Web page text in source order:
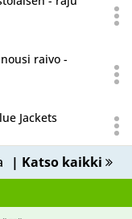
raivo -
Jackets
| Katso kaikki